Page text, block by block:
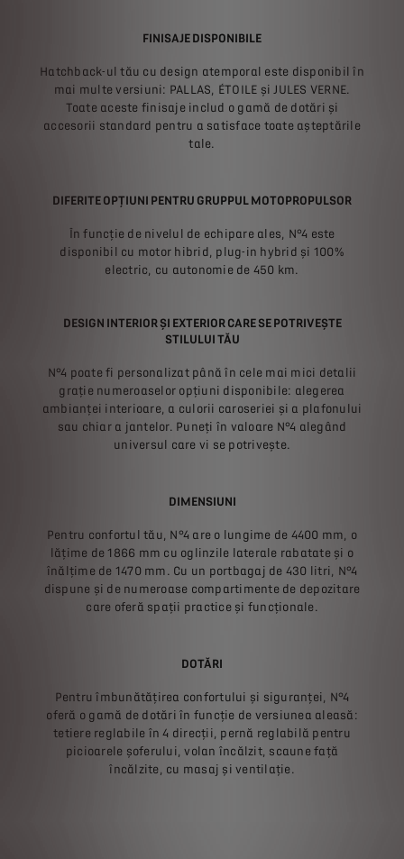
FINISAJE DISPONIBILE
Hatchback-ul tău cu design atemporal este disponibil în
mai multe versiuni: PALLAS, ÉTOILE și JULES VERNE.
Toate aceste finisaje includ o gamă de dotări și
accesorii standard pentru a satisface toate așteptările
tale.
DIFERITE OPȚIUNI PENTRU GRUPPUL MOTOPROPULSOR
În funcție de nivelul de echipare ales, N°4 este
disponibil cu motor hibrid, plug-in hybrid și 100%
electric, cu autonomie de 450 km.
DESIGN INTERIOR ȘI EXTERIOR CARE SE POTRIVEȘTE
STILULUI TĂU
N°4 poate fi personalizat până în cele mai mici detalii
grație numeroaselor opțiuni disponibile: alegerea
ambianței interioare, a culorii caroseriei și a plafonului
sau chiar a jantelor. Puneți în valoare N°4 alegând
universul care vi se potrivește.
DIMENSIUNI
Pentru confortul tău, N°4 are o lungime de 4400 mm, o
lățime de 1866 mm cu oglinzile laterale rabatate și o
înălțime de 1470 mm. Cu un portbagaj de 430 litri, N°4
dispune și de numeroase compartimente de depozitare
care oferă spații practice și funcționale.
DOTĂRI
Pentru îmbunătățirea confortului și siguranței, N°4
oferă o gamă de dotări în funcție de versiunea aleasă:
tetiere reglabile în 4 direcții, pernă reglabilă pentru
picioarele șoferului, volan încălzit, scaune față
încălzite, cu masaj și ventilație.